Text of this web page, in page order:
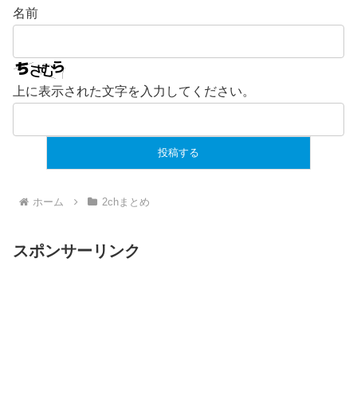
名前
上に表示された文字を入力してください。
ホーム 2chまとめ
スポンサーリンク